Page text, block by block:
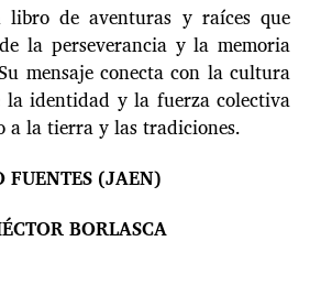
libro de aventuras y raíces que
la perseverancia y la memoria
mensaje conecta con la cultura
la identidad y la fuerza colectiva
a la tierra y las tradiciones.
FUENTES (JAEN)
BORLASCA